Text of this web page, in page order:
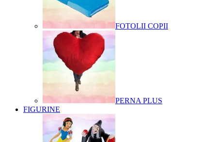
FOTOLII COPII
PERNA PLUS
FIGURINE